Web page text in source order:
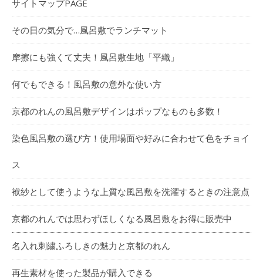
サイトマップPAGE
その日の気分で…風呂敷でランチマット
摩擦にも強くて丈夫！風呂敷生地「平織」
何でもできる！風呂敷の意外な使い方
京都のれんの風呂敷デザインはポップなものも多数！
染色風呂敷の選び方！使用場面や好みに合わせて色をチョイ
ス
袱紗として使うような上質な風呂敷を洗濯するときの注意点
京都のれんでは思わずほしくなる風呂敷をお得に販売中
名入れ刺繍ふろしきの魅力と京都のれん
再生素材を使った製品が購入できる